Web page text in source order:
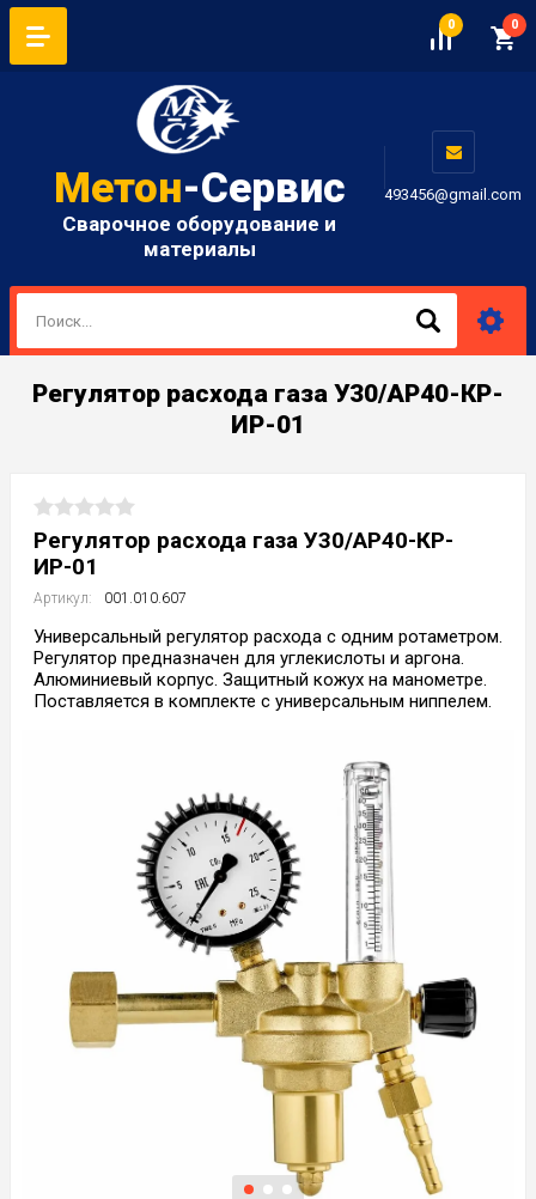
0 0
Метон-Сервис
Сварочное оборудование и
материалы
493456@gmail.com
Регулятор расхода газа У30/АР40-КР-
ИР-01
Регулятор расхода газа У30/АР40-КР-
ИР-01
Артикул: 001.010.607
Универсальный регулятор расхода с одним ротаметром.
Регулятор предназначен для углекислоты и аргона.
Алюминиевый корпус. Защитный кожух на манометре.
Поставляется в комплекте с универсальным ниппелем.